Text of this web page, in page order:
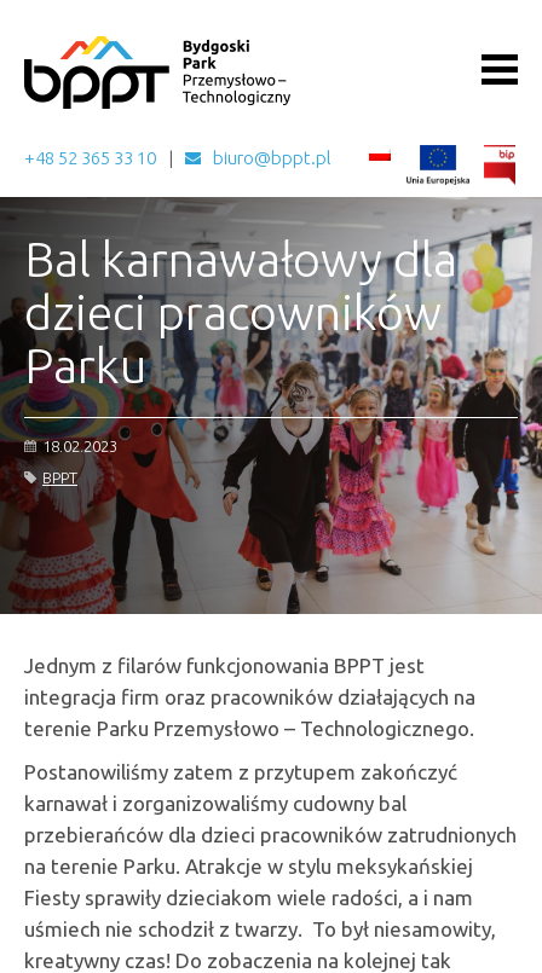
+48 52 365 33 10 biuro@bppt.pl
Bal karnawałowy dla
dzieci pracowników
Parku
18.02.2023
BPPT
Jednym z filarów funkcjonowania BPPT jest
integracja firm oraz pracowników działających na
terenie Parku Przemysłowo – Technologicznego.
Postanowiliśmy zatem z przytupem zakończyć
karnawał i zorganizowaliśmy cudowny bal
przebierańców dla dzieci pracowników zatrudnionych
na terenie Parku. Atrakcje w stylu meksykańskiej
Fiesty sprawiły dzieciakom wiele radości, a i nam
uśmiech nie schodził z twarzy. To był niesamowity,
kreatywny czas! Do zobaczenia na kolejnej tak